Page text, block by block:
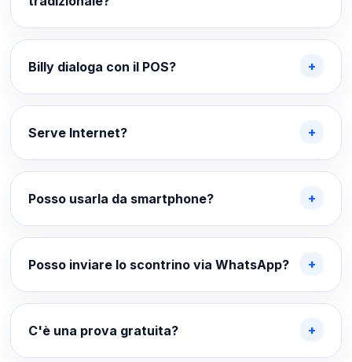
Billy dialoga con il POS?
Serve Internet?
Posso usarla da smartphone?
Posso inviare lo scontrino via WhatsApp?
C'è una prova gratuita?